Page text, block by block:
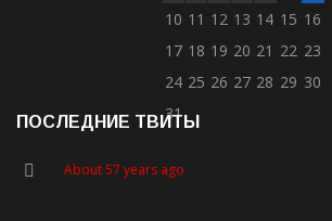
10 11 12 13 14 15 16
17 18 19 20 21 22 23
24 25 26 27 28 29 30
31
ПОСЛЕДНИЕ ТВИТЫ
About 57 years ago